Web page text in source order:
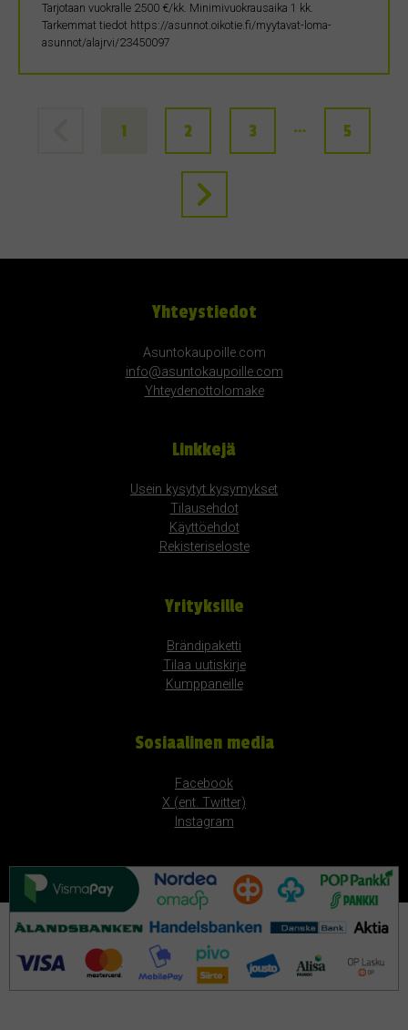
Tarjotaan vuokralle 2500 €/kk. Minimivuokrausaika 1 kk.
Tarkemmat tiedot https://asunnot.oikotie.fi/myytavat-loma-
asunnot/alajrvi/23450097
1 2 3 … 5
Yhteystiedot
Asuntokaupoille.com
info@asuntokaupoille.com
Yhteydenottolomake
Linkkejä
Usein kysytyt kysymykset
Tilausehdot
Käyttöehdot
Rekisteriseloste
Yrityksille
Brändipaketti
Tilaa uutiskirje
Kumppaneille
Sosiaalinen media
Facebook
X (ent. Twitter)
Instagram